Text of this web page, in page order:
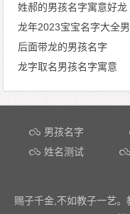
姓郝的男孩名字寓意好龙
龙年2023宝宝名字大全
后面带龙的男孩名字
龙字取名男孩名字寓意
文章导航
男孩名字
姓名测试
赐子千金,不如教子一艺